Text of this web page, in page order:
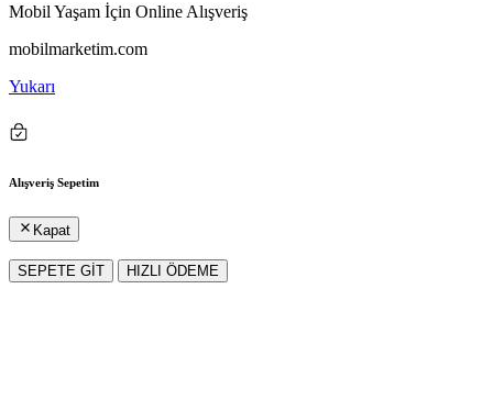
Mobil Yaşam İçin Online Alışveriş
mobilmarketim.com
Yukarı
Alışveriş Sepetim
Kapat
SEPETE GİT HIZLI ÖDEME